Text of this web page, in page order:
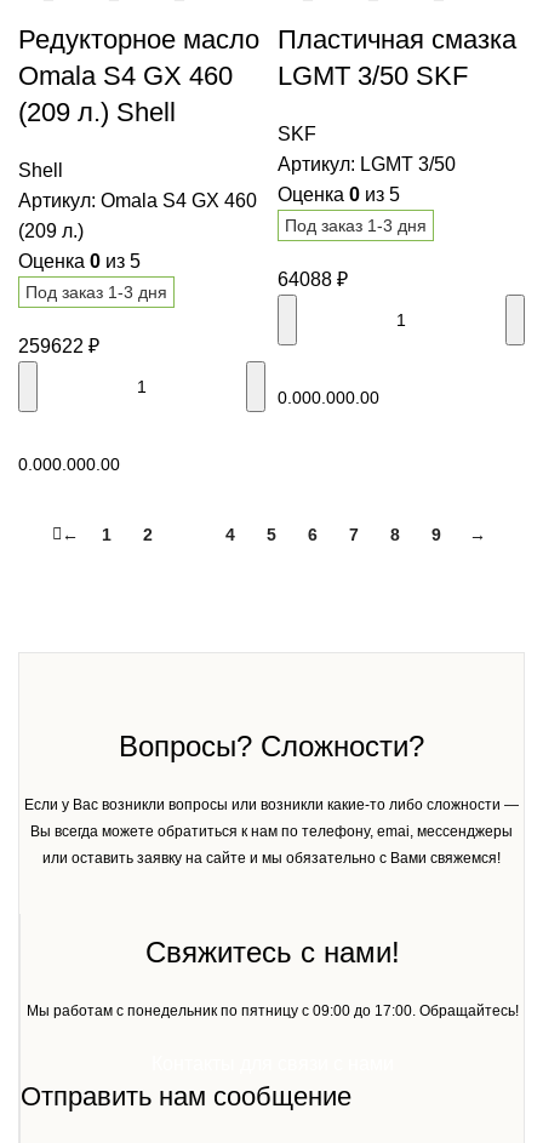
Редукторное масло
Omala S4 GX 460
(209 л.) Shell
Shell
Артикул: Omala S4 GX 460
(209 л.)
Оценка 0 из 5
Под заказ 1-3 дня
259622 ₽
0.000.000.00
Пластичная смазка
LGMT 3/50 SKF
SKF
Артикул: LGMT 3/50
Оценка 0 из 5
Под заказ 1-3 дня
64088 ₽
0.000.000.00
← 1 2 4 5 6 7 8 9 →
Вопросы? Сложности?
Если у Вас возникли вопросы или возникли какие-то либо сложности —
Вы всегда можете обратиться к нам по телефону, emai, мессенджеры
или оставить заявку на сайте и мы обязательно с Вами свяжемся!
Свяжитесь с нами!
Мы работам с понедельник по пятницу с 09:00 до 17:00. Обращайтесь!
Отправить нам сообщение